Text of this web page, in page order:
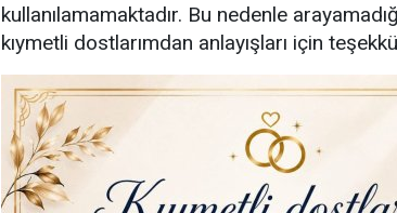
kullanılamamaktadır. Bu nedenle
kıymetli dostlarımdan anlayışları için